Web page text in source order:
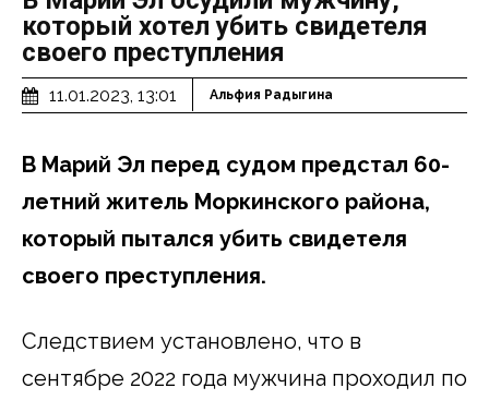
который хотел убить свидетеля
своего преступления
11.01.2023, 13:01 Альфия Радыгина
В Марий Эл перед судом предстал 60-
летний житель Моркинского района,
который пытался убить свидетеля
своего преступления.
Следствием установлено, что в
сентябре 2022 года мужчина проходил по